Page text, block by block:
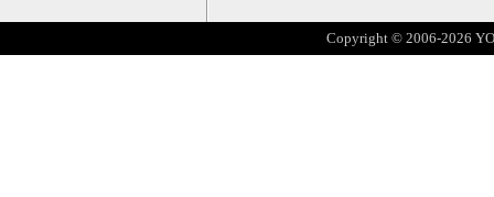
Copyright © 2006-2026